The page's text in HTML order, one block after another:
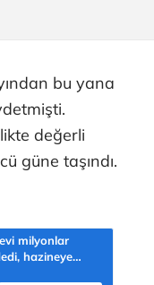
bu yana
değerli
güne taşındı.
milyonlar
hazineye